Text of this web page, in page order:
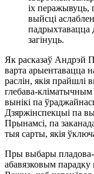
іх перажывуць,
выйсці
падрыхтавацца
загінуць.
Як расказаў Андрэй
варта арыентавацца
раслін, якія
глебава-
вынікі па
Дзяржінспекцыі па
Прынамсі, па
тыя сарты, якія
Пры выбары пладова-
абавязковым парадку